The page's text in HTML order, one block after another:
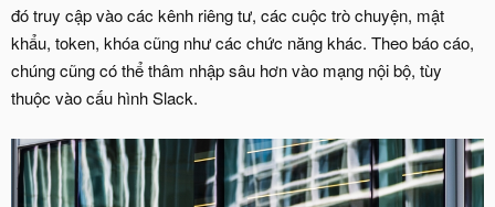
đó truy cập vào các kênh riêng tư, các cuộc trò chuyện, mật
khẩu, token, khóa cũng như các chức năng khác. Theo báo cáo,
chúng cũng có thể thâm nhập sâu hơn vào mạng nội bộ, tùy
thuộc vào cấu hình Slack.